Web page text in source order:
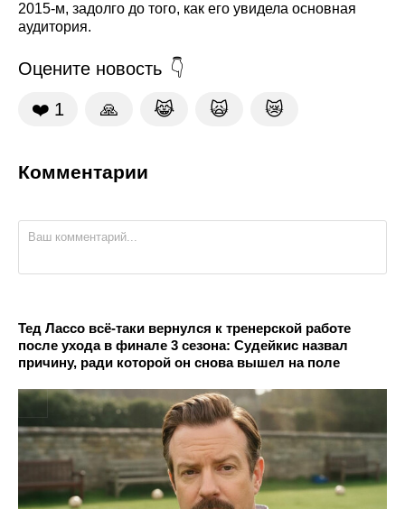
2015-м, задолго до того, как его увидела основная
аудитория.
Оцените новость
❤️ 1 🙏 😹 🙀 😿
Комментарии
Тед Лассо всё-таки вернулся к тренерской работе
после ухода в финале 3 сезона: Судейкис назвал
причину, ради которой он снова вышел на поле